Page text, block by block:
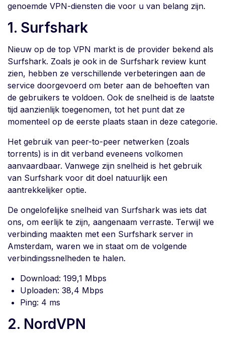
genoemde VPN-diensten die voor u van belang zijn.
1. Surfshark
Nieuw op de top VPN markt is de provider bekend als
Surfshark. Zoals je ook in de Surfshark review kunt
zien, hebben ze verschillende verbeteringen aan de
service doorgevoerd om beter aan de behoeften van
de gebruikers te voldoen. Ook de snelheid is de laatste
tijd aanzienlijk toegenomen, tot het punt dat ze
momenteel op de eerste plaats staan in deze categorie.
Het gebruik van peer-to-peer netwerken (zoals
torrents) is in dit verband eveneens volkomen
aanvaardbaar. Vanwege zijn snelheid is het gebruik
van Surfshark voor dit doel natuurlijk een
aantrekkelijker optie.
De ongelofelijke snelheid van Surfshark was iets dat
ons, om eerlijk te zijn, aangenaam verraste. Terwijl we
verbinding maakten met een Surfshark server in
Amsterdam, waren we in staat om de volgende
verbindingssnelheden te halen.
Download: 199,1 Mbps
Uploaden: 38,4 Mbps
Ping: 4 ms
2. NordVPN